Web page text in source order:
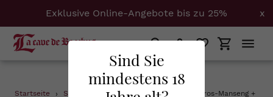
Sind Sie
mindestens 18
Direkt
Exklusive Online-Angebote bis zu 25% x
Einloggen
Startseite › Schaumweine ›
Burgund + Gamay + Gros-Manseng +